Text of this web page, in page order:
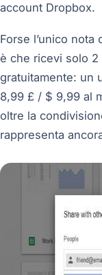
account Dropbox.
Forse l’unico
è che ricevi solo 2
gratuitamente: un
8,99 £ / $ 9,99 al
oltre la
rappresenta